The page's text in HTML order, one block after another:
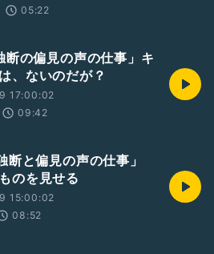
05:22
の偏見の声の仕事」キ
、ないのだが？
17:00:02
09:42
と偏見の声の仕事」
のを見せる
15:00:02
08:52